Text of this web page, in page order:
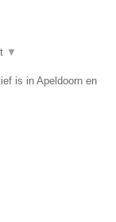
▼
is in Apeldoorn en